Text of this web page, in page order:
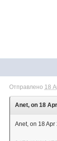
Отправлено 18
Anet, on 18
Anet, on 18